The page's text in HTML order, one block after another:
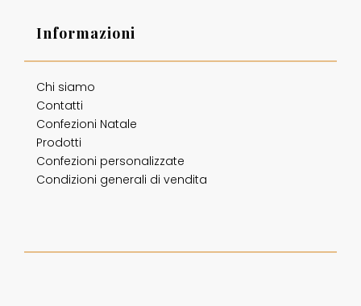
Informazioni
Chi siamo
Contatti
Confezioni Natale
Prodotti
Confezioni personalizzate
Condizioni generali di vendita